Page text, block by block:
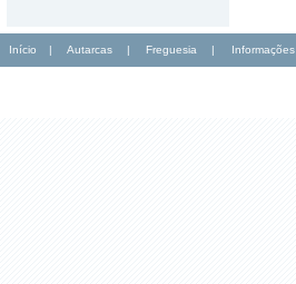
Início | Autarcas | Freguesia | Informações